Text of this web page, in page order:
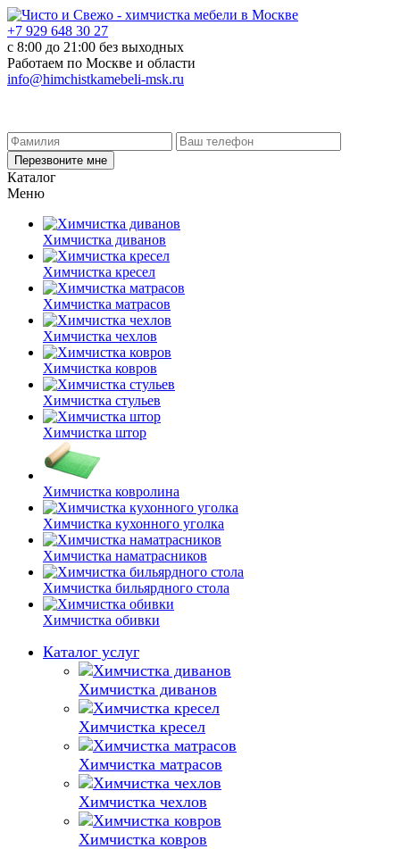
+7 929 648 30 27
с 8:00 до 21:00 без выходных
Работаем по Москве и области
info@himchistkamebeli-msk.ru
Перезвоните мне
Каталог
Меню
Химчистка диванов
Химчистка кресел
Химчистка матрасов
Химчистка чехлов
Химчистка ковров
Химчистка стульев
Химчистка штор
Химчистка ковролина
Химчистка кухонного уголка
Химчистка наматрасников
Химчистка бильярдного стола
Химчистка обивки
Каталог услуг
Химчистка диванов
Химчистка кресел
Химчистка матрасов
Химчистка чехлов
Химчистка ковров